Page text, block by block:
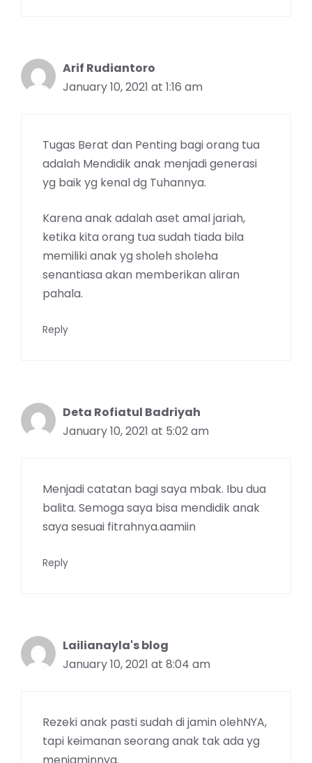
Arif Rudiantoro
January 10, 2021 at 1:16 am
Tugas Berat dan Penting bagi orang tua
adalah Mendidik anak menjadi generasi
yg baik yg kenal dg Tuhannya.
Karena anak adalah aset amal jariah,
ketika kita orang tua sudah tiada bila
memiliki anak yg sholeh sholeha
senantiasa akan memberikan aliran
pahala.
Reply
Deta Rofiatul Badriyah
January 10, 2021 at 5:02 am
Menjadi catatan bagi saya mbak. Ibu dua
balita. Semoga saya bisa mendidik anak
saya sesuai fitrahnya.aamiin
Reply
Lailianayla's blog
January 10, 2021 at 8:04 am
Rezeki anak pasti sudah di jamin olehNYA,
tapi keimanan seorang anak tak ada yg